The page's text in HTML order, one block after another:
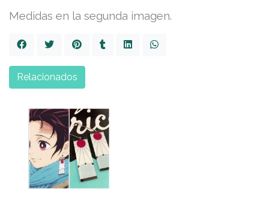
Medidas en la segunda imagen.
Relacionados